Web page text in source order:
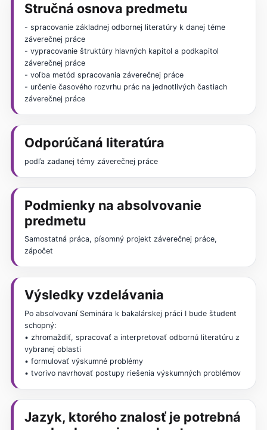
Stručná osnova predmetu
- spracovanie základnej odbornej literatúry k danej téme
záverečnej práce
- vypracovanie štruktúry hlavných kapitol a podkapitol
záverečnej práce
- voľba metód spracovania záverečnej práce
- určenie časového rozvrhu prác na jednotlivých častiach
záverečnej práce
Odporúčaná literatúra
podľa zadanej témy záverečnej práce
Podmienky na absolvovanie
predmetu
Samostatná práca, písomný projekt záverečnej práce,
zápočet
Výsledky vzdelávania
Po absolvovaní Seminára k bakalárskej práci I bude študent
schopný:
• zhromaždiť, spracovať a interpretovať odbornú literatúru z
vybranej oblasti
• formulovať výskumné problémy
• tvorivo navrhovať postupy riešenia výskumných problémov
Jazyk, ktorého znalosť je potrebná